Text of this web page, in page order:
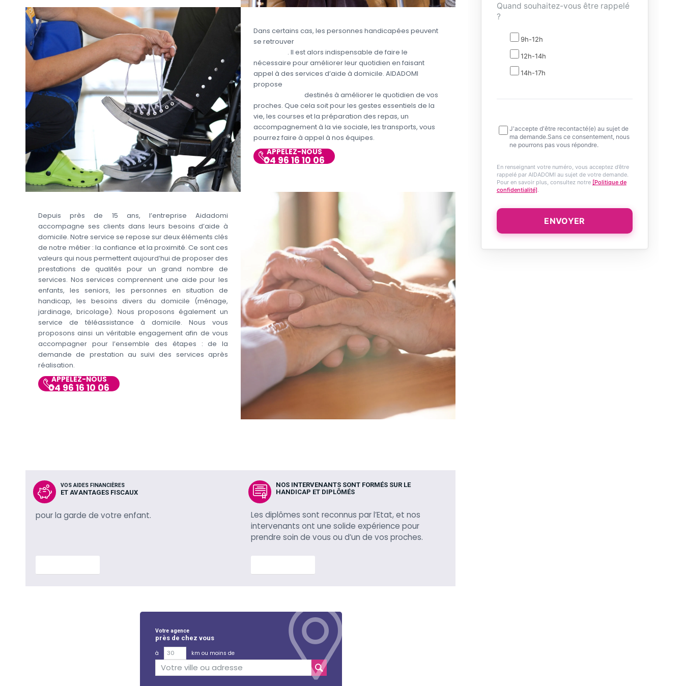
Dans certains cas, les personnes handicapées peuvent
se retrouver
. Il est alors indispensable de faire le
nécessaire pour améliorer leur quotidien en faisant
appel à des services d’aide à domicile. AIDADOMI
propose
destinés à améliorer le quotidien de vos
proches. Que cela soit pour les gestes essentiels de la
vie, les courses et la préparation des repas, un
accompagnement à la vie sociale, les transports, vous
pourrez faire à appel à nos équipes.
APPELEZ-NOUS
04 96 16 10 06
Depuis près de 15 ans, l’entreprise Aidadomi
accompagne ses clients dans leurs besoins d’aide à
domicile. Notre service se repose sur deux éléments clés
de notre métier : la confiance et la proximité. Ce sont ces
valeurs qui nous permettent aujourd’hui de proposer des
prestations de qualités pour un grand nombre de
services. Nos services comprennent une aide pour les
enfants, les seniors, les personnes en situation de
handicap, les besoins divers du domicile (ménage,
jardinage, bricolage). Nous proposons également un
service de téléassistance à domicile. Nous vous
proposons ainsi un véritable engagement afin de vous
accompagner pour l’ensemble des étapes : de la
demande de prestation au suivi des services après
réalisation.
APPELEZ-NOUS
04 96 16 10 06
VOS AIDES FINANCIÈRES
ET AVANTAGES FISCAUX
pour la garde de votre enfant.
NOS INTERVENANTS SONT FORMÉS SUR LE
HANDICAP ET DIPLÔMÉS
Les diplômes sont reconnus par l’Etat, et nos
intervenants ont une solide expérience pour
prendre soin de vous ou d’un de vos proches.
Votre agence
près de chez vous
à
km ou moins de
Quand souhaitez-vous être rappelé
?
9h-12h
12h-14h
14h-17h
J'accepte d'être recontacté(e) au sujet de
ma demande.Sans ce consentement, nous
ne pourrons pas vous répondre.
En renseignant votre numéro, vous acceptez d’être
rappelé par AIDADOMI au sujet de votre demande.
Pour en savoir plus, consultez notre [Politique de
confidentialité]